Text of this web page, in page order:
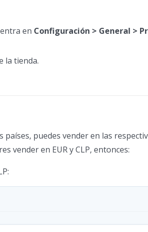
en Configuración > General >
la tienda.
puedes vender en las
vender en EUR y CLP, entonces: